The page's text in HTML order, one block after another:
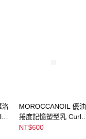
洛
MOROCCANOIL 優油
捲度記憶塑型乳 Curl
Defining Cream
NT$600